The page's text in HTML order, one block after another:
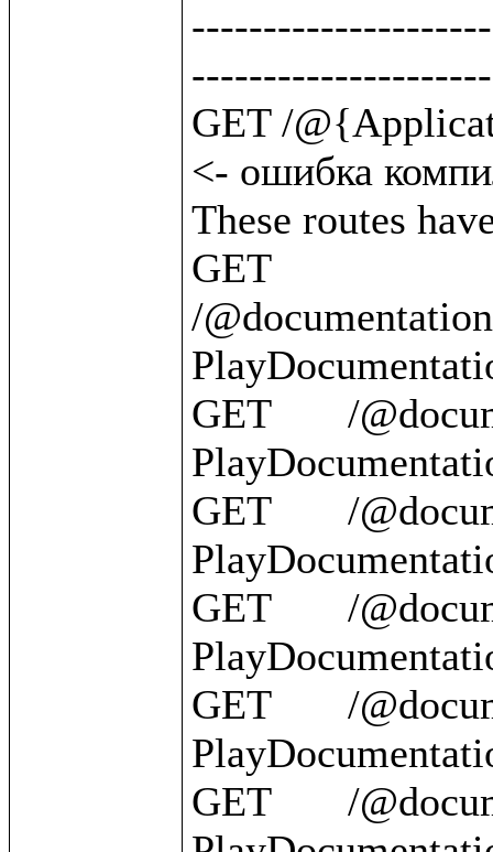
GET /
<- ошибка
These routes
GET
/
GET       /
GET       /
GET       /
GET       /
GET       /